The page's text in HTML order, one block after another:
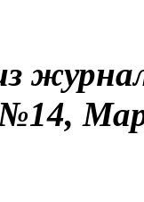
№14,